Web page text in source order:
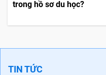
trong hồ sơ du học?
TIN TỨC